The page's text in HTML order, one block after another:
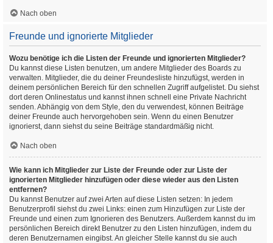
Nach oben
Freunde und ignorierte Mitglieder
Wozu benötige ich die Listen der Freunde und ignorierten Mitglieder?
Du kannst diese Listen benutzen, um andere Mitglieder des Boards zu
verwalten. Mitglieder, die du deiner Freundesliste hinzufügst, werden in
deinem persönlichen Bereich für den schnellen Zugriff aufgelistet. Du siehst
dort deren Onlinestatus und kannst ihnen schnell eine Private Nachricht
senden. Abhängig von dem Style, den du verwendest, können Beiträge
deiner Freunde auch hervorgehoben sein. Wenn du einen Benutzer
ignorierst, dann siehst du seine Beiträge standardmäßig nicht.
Nach oben
Wie kann ich Mitglieder zur Liste der Freunde oder zur Liste der
ignorierten Mitglieder hinzufügen oder diese wieder aus den Listen
entfernen?
Du kannst Benutzer auf zwei Arten auf diese Listen setzen: In jedem
Benutzerprofil siehst du zwei Links: einen zum Hinzufügen zur Liste der
Freunde und einen zum Ignorieren des Benutzers. Außerdem kannst du im
persönlichen Bereich direkt Benutzer zu den Listen hinzufügen, indem du
deren Benutzernamen eingibst. An gleicher Stelle kannst du sie auch